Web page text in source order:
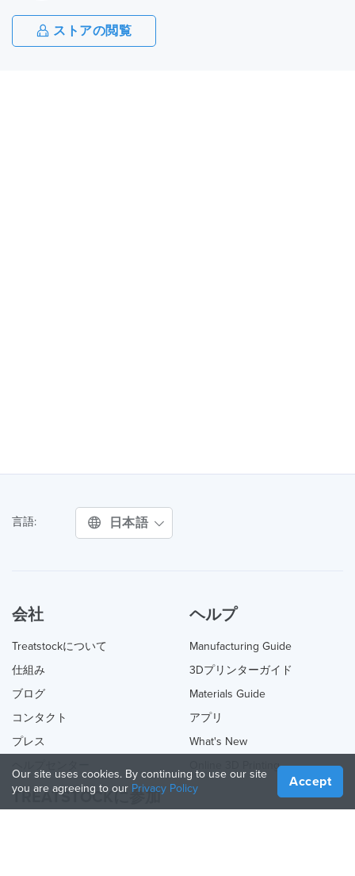
ストアの閲覧
言語: 日本語
会社
Treatstockについて
仕組み
ブログ
コンタクト
プレス
ヘルプ
Manufacturing Guide
3Dプリンターガイド
Materials Guide
アプリ
What's New
Online 3D Printing
TREATSTOCKに参加
Our site uses cookies. By continuing to use our site
you are agreeing to our Privacy Policy Accept